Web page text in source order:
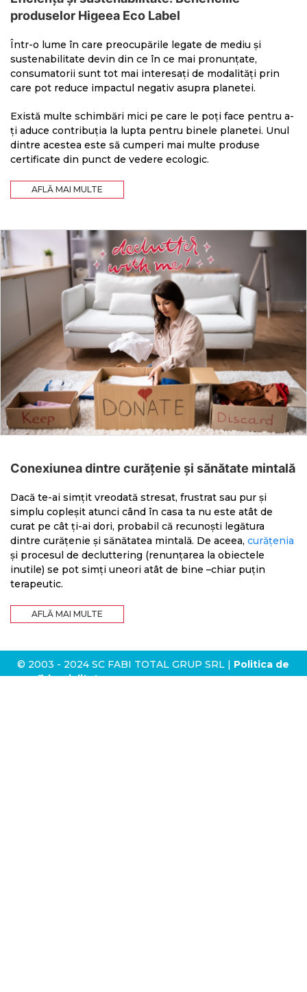
produselor Higeea Eco Label
Într-o lume în care preocupările legate de mediu și
sustenabilitate devin din ce în ce mai pronunțate,
consumatorii sunt tot mai interesați de modalități prin
care pot reduce impactul negativ asupra planetei.
Există multe schimbări mici pe care le poți face pentru a-
ți aduce contribuția la lupta pentru binele planetei. Unul
dintre acestea este să cumperi mai multe produse
certificate din punct de vedere ecologic.
AFLĂ MAI MULTE
Conexiunea dintre curățenie și sănătate mintală
Dacă te-ai simțit vreodată stresat, frustrat sau pur și
simplu copleșit atunci când în casa ta nu este atât de
curat pe cât ți-ai dori, probabil că recunoști legătura
dintre curățenie și sănătatea mintală. De aceea, curățenia
și procesul de decluttering (renunțarea la obiectele
inutile) se pot simți uneori atât de bine –chiar puțin
terapeutic.
AFLĂ MAI MULTE
© 2003 - 2024 SC FABI TOTAL GRUP SRL | Politica de
confidențialitate